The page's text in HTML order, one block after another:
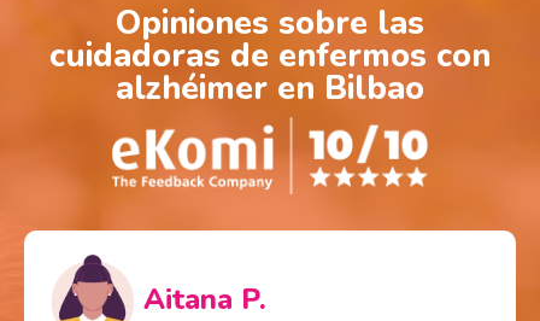
Opiniones sobre las
cuidadoras de enfermos con
alzhéimer en Bilbao
Aitana P.